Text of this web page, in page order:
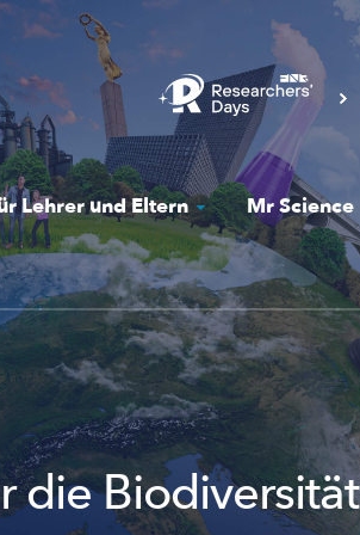
Lehrer und Eltern Mr Science
die Biodiversität